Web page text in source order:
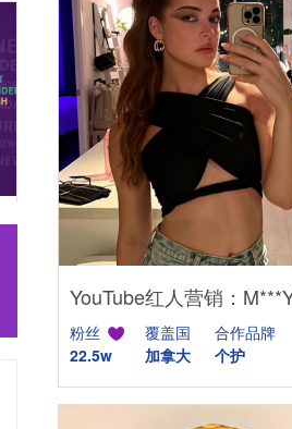
粉丝
22.5w
覆盖国
加拿大
合作品牌
个护